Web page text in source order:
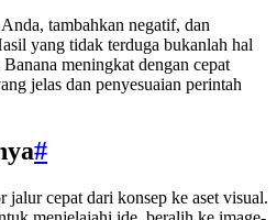
tambahkan negatif, dan
yang tidak terduga bukanlah hal
meningkat dengan cepat
jelas dan penyesuaian perintah
#
jalur cepat dari konsep ke aset visual.